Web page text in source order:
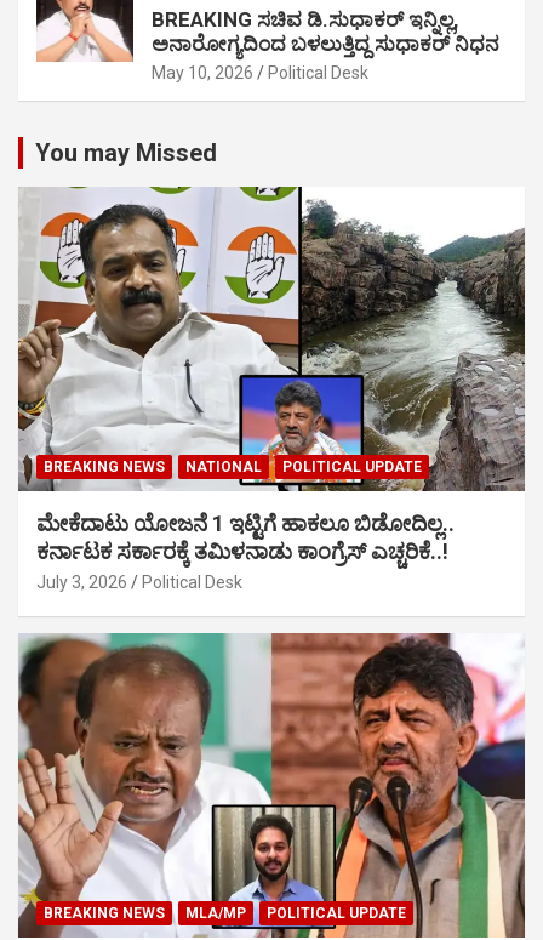
BREAKING ಸಚಿವ ಡಿ.ಸುಧಾಕರ್ ಇನ್ನಿಲ್ಲ,
ಅನಾರೋಗ್ಯದಿಂದ ಬಳಲುತ್ತಿದ್ದ ಸುಧಾಕರ್ ನಿಧನ
May 10, 2026 Political Desk
You may Missed
BREAKING NEWS NATIONAL POLITICAL UPDATE
ಮೇಕೆದಾಟು ಯೋಜನೆ 1 ಇಟ್ಟಿಗೆ ಹಾಕಲೂ ಬಿಡೋದಿಲ್ಲ..
ಕರ್ನಾಟಕ ಸರ್ಕಾರಕ್ಕೆ ತಮಿಳನಾಡು ಕಾಂಗ್ರೆಸ್ ಎಚ್ಚರಿಕೆ..!
July 3, 2026 Political Desk
BREAKING NEWS MLA/MP POLITICAL UPDATE